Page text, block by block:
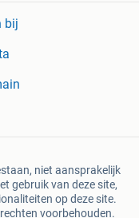
bij
niet aansprakelijk
gebruik van deze site,
op deze site.
voorbehouden.